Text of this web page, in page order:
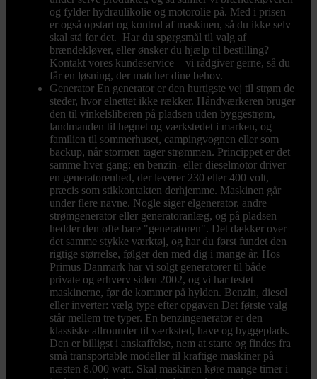
og fylder hydraulikolie og motorolie på. Med i prisen
er også opstart og kontrol af maskinen, så du ikke selv
skal stå for det. Har du spørgsmål til valg af
brændekløver, eller ønsker du hjælp til bestilling?
Kontakt vores kundeservice – vi rådgiver gerne, så du
får en løsning, der matcher dine behov.
Generator En generator er den hurtigste vej til strøm de
steder, hvor elnettet ikke rækker. Håndværkeren bruger
den til vinkelsliberen på pladsen uden byggestrøm,
landmanden til hegnet og værkstedet i marken, og
familien til sommerhuset, campingvognen eller som
backup, når stormen tager strømmen. Princippet er det
samme hver gang: en benzin- eller dieselmotor driver
en generatorenhed, der leverer 230 eller 400 volt,
præcis som stikkontakten derhjemme. Maskinen går
under flere navne. Nogle siger elgenerator, andre
strømgenerator eller generatoranlæg, og på pladsen
hedder den ofte bare "generatoren". Det dækker over
det samme stykke værktøj, og har du først fundet den
rigtige størrelse, følger den med dig i mange år. Hos
Primus Danmark har vi solgt generatorer til både
private og erhverv siden 2002, og vi har testet
maskinerne, før de kommer på hylden. Benzin, diesel
eller inverter: vælg type efter opgaven Det første valg
står mellem tre typer. En benzingenerator er den
klassiske allrounder til værksted, have og byggeplads.
Den er billigst i anskaffelse, nem at starte og findes fra
små transportable modeller til kraftige maskiner på
næsten 8.000 watt. Skal maskinen køre mange timer i